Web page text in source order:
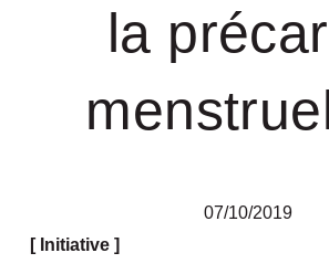
la
07/10/2019
[ Initiative ]